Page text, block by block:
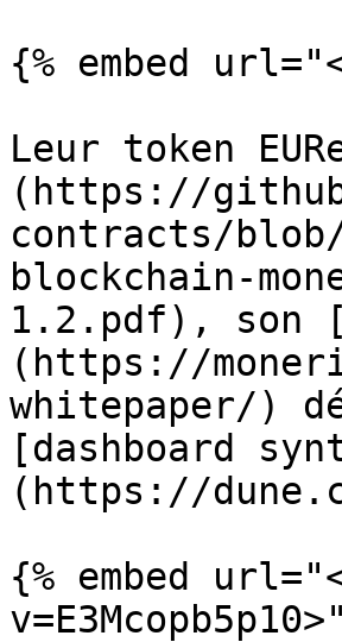
{% embed
Leur token
(https://
contracts/
blockchain-
1.2.pdf), son
(https://
whitepaper/)
[dashboard
(https://
{% embed